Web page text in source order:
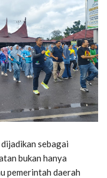
sebagai
bukan hanya
pemerintah daerah